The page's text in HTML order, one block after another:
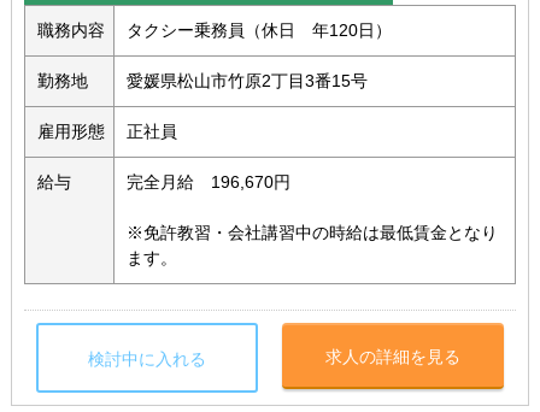
職務内容 タクシー乗務員（休日 年120日）
勤務地 愛媛県松山市竹原2丁目3番15号
雇用形態 正社員
給与 完全月給 196,670円
※免許教習・会社講習中の時給は最低賃金となり
ます。
検討中に入れる 求人の詳細を見る